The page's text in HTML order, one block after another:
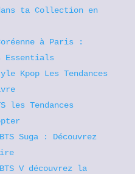
ta Collection en
à Paris :
Essentials
Kpop Les Tendances
les Tendances
Suga : Découvrez
V découvrez la